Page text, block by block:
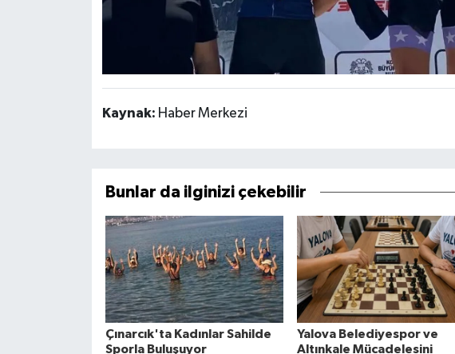
Kaynak: Haber Merkezi
Bunlar da ilginizi çekebilir
Çınarcık'ta Kadınlar Sahilde
Sporla Buluşuyor
Yalova Belediyespor ve
Altınkale Mücadelesini